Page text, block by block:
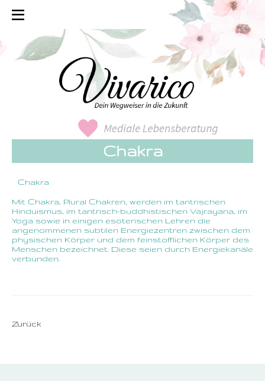
Chakra
Chakra
Mit Chakra, Plural Chakren, werden im tantrischen
Hinduismus, im tantrisch-buddhistischen Vajrayana, im
Yoga sowie in einigen esoterischen Lehren die
angenommenen subtilen Energiezentren zwischen dem
physischen Körper und dem feinstofflichen Körper des
Menschen bezeichnet. Diese seien durch Energiekanäle
verbunden.
Zurück